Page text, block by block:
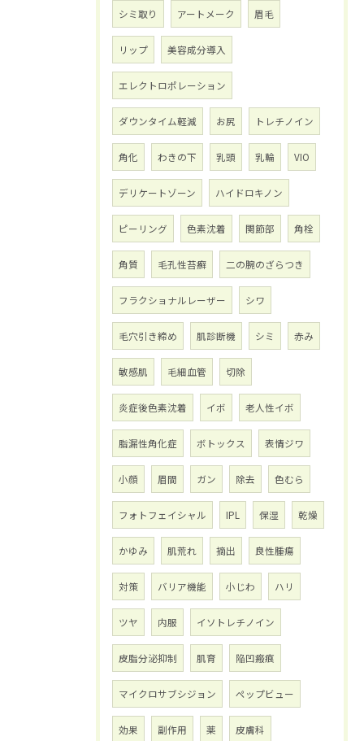
シミ取り アートメーク 眉毛
リップ 美容成分導入
エレクトロポレーション
ダウンタイム軽減 お尻 トレチノイン
角化 わきの下 乳頭 乳輪 VIO
デリケートゾーン ハイドロキノン
ピーリング 色素沈着 関節部 角栓
角質 毛孔性苔癬 二の腕のざらつき
フラクショナルレーザー シワ
毛穴引き締め 肌診断機 シミ 赤み
敏感肌 毛細血管 切除
炎症後色素沈着 イボ 老人性イボ
脂漏性角化症 ボトックス 表情ジワ
小顔 眉間 ガン 除去 色むら
フォトフェイシャル IPL 保湿 乾燥
かゆみ 肌荒れ 摘出 良性腫瘍
対策 バリア機能 小じわ ハリ
ツヤ 内服 イソトレチノイン
皮脂分泌抑制 肌育 陥凹瘢痕
マイクロサブシジョン ペップビュー
効果 副作用 薬 皮膚科